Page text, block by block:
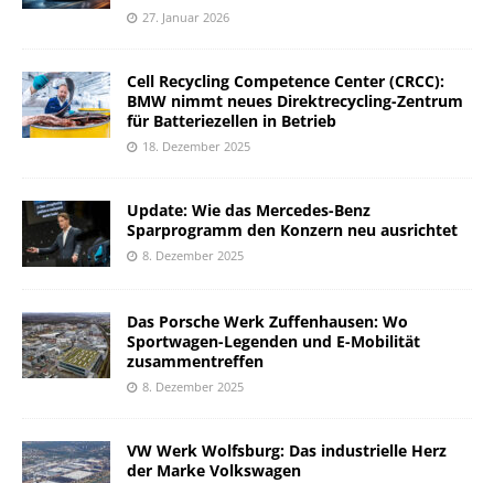
27. Januar 2026
Cell Recycling Competence Center (CRCC):
BMW nimmt neues Direktrecycling-Zentrum
für Batteriezellen in Betrieb
18. Dezember 2025
Update: Wie das Mercedes-Benz
Sparprogramm den Konzern neu ausrichtet
8. Dezember 2025
Das Porsche Werk Zuffenhausen: Wo
Sportwagen-Legenden und E-Mobilität
zusammentreffen
8. Dezember 2025
VW Werk Wolfsburg: Das industrielle Herz
der Marke Volkswagen